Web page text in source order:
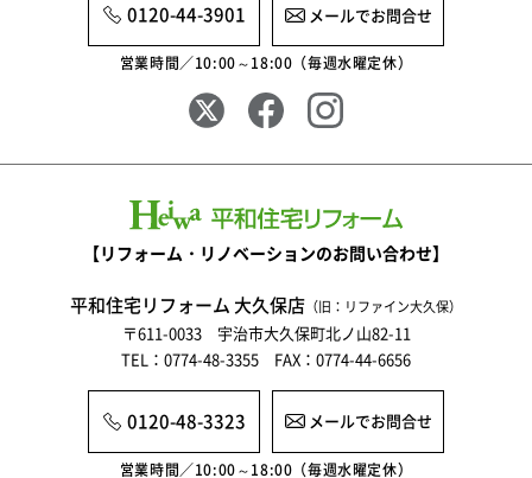
0120-44-3901 メールでお問合せ
営業時間／10:00～18:00（毎週水曜定休）
【リフォーム・リノベーションのお問い合わせ】
平和住宅リフォーム 大久保店 （旧：リファイン大久保）
〒611-0033 宇治市大久保町北ノ山82-11
TEL：0774-48-3355 FAX：0774-44-6656
0120-48-3323 メールでお問合せ
営業時間／10:00～18:00（毎週水曜定休）